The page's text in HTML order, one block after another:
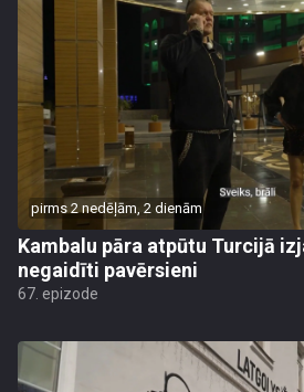
pirms 2 nedēļām, 2 dienām
Kambalu pāra atpūtu Turcijā
negaidīti pavērsieni
67. epizode